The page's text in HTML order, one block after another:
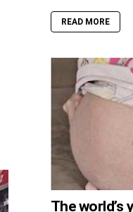
READ MORE
The world’s